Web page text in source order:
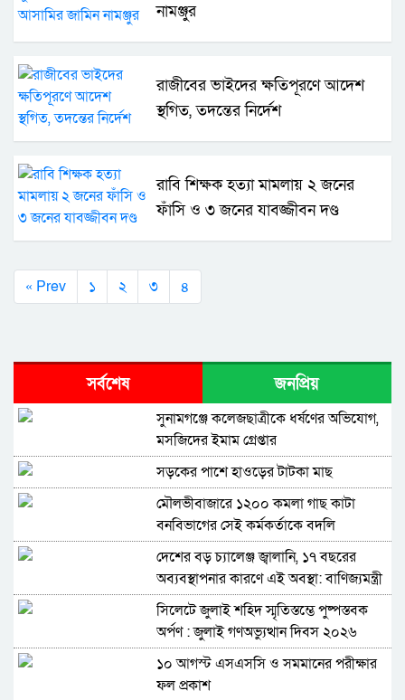
নামঞ্জুর
রাজীবের ভাইদের ক্ষতিপূরণে আদেশ
স্থগিত, তদন্তের নির্দেশ
রাবি শিক্ষক হত্যা মামলায় ২ জনের
ফাঁসি ও ৩ জনের যাবজ্জীবন দণ্ড
« Prev ১ ২ ৩ ৪
সর্বশেষ জনপ্রিয়
সুনামগঞ্জে কলেজছাত্রীকে ধর্ষণের অভিযোগ,
মসজিদের ইমাম গ্রেপ্তার
সড়কের পাশে হাওড়ের টাটকা মাছ
মৌলভীবাজারে ১২০০ কমলা গাছ কাটা
বনবিভাগের সেই কর্মকর্তাকে বদলি
দেশের বড় চ্যালেঞ্জ জ্বালানি, ১৭ বছরের
অব্যবস্থাপনার কারণে এই অবস্থা: বাণিজ্যমন্ত্রী
সিলেটে জুলাই শহিদ স্মৃতিস্তম্ভে পুষ্পস্তবক
অর্পণ : জুলাই গণঅভ্যুত্থান দিবস ২০২৬
১০ আগস্ট এসএসসি ও সমমানের পরীক্ষার
ফল প্রকাশ